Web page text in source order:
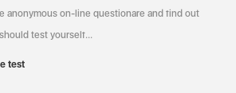
anonymous on-line questionare and find out
test yourself…
test